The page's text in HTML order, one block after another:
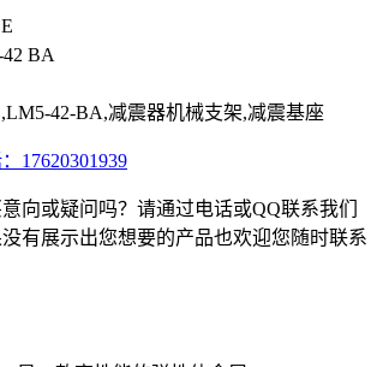
BA
42-BA,减震器机械支架,减震基座
17620301939
向或疑问吗？请通过电话或QQ联系我们
有展示出您想要的产品也欢迎您随时联系